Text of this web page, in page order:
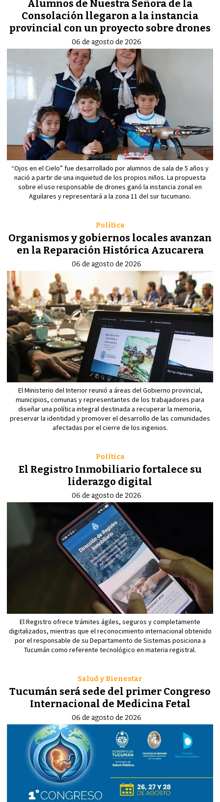
Alumnos de Nuestra Señora de la
Consolación llegaron a la instancia
provincial con un proyecto sobre drones
06 de agosto de 2026
“Ojos en el Cielo” fue desarrollado por alumnos de sala de 5 años y
nació a partir de una inquietud de los propios niños. La propuesta
sobre el uso responsable de drones ganó la instancia zonal en
Aguilares y representará a la zona 11 del sur tucumano.
Organismos y gobiernos locales avanzan
en la Reparación Histórica Azucarera
Política
06 de agosto de 2026
El Ministerio del Interior reunió a áreas del Gobierno provincial,
municipios, comunas y representantes de los trabajadores para
diseñar una política integral destinada a recuperar la memoria,
preservar la identidad y promover el desarrollo de las comunidades
afectadas por el cierre de los ingenios.
El Registro Inmobiliario fortalece su
liderazgo digital
Política
06 de agosto de 2026
El Registro ofrece trámites ágiles, seguros y completamente
digitalizados, mientras que el reconocimiento internacional obtenido
por el responsable de su Departamento de Sistemas posiciona a
Tucumán como referente tecnológico en materia registral.
Tucumán será sede del primer Congreso
Internacional de Medicina Fetal
Salud y Bienestar
06 de agosto de 2026